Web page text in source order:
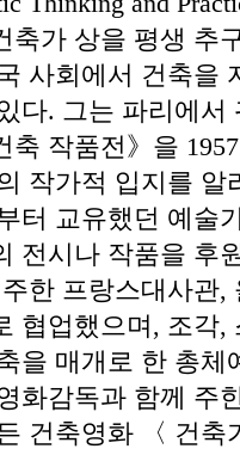
축가 상을 평생 추
사회에서 건축을
다. 그는 파리에
축 작품전》을
작가적 입지를
터 교유했던 예술
전시나 작품을 후
한 프랑스대사관
협업했으며, 조각,
을 매개로 한 총
화감독과 함께 주
건축영화 〈 건축